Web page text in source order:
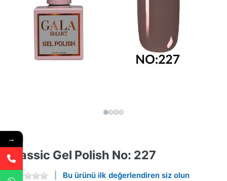
Classic Gel Polish No: 227
Bu ürünü ilk değerlendiren siz olun
→